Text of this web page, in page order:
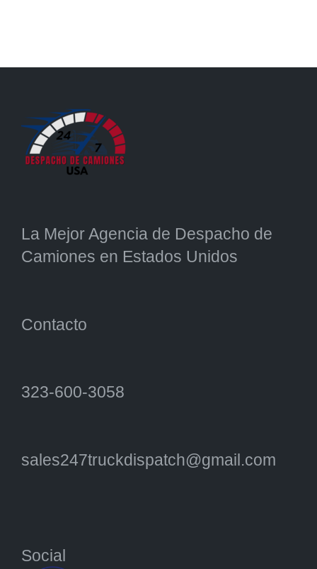
La Mejor Agencia de Despacho de
Camiones en Estados Unidos
Contacto
323-600-3058
sales247truckdispatch@gmail.com
Social